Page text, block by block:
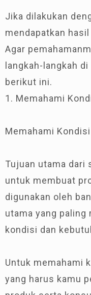
Jika dilakukan
mendapatkan
Agar
langkah-langkah
berikut ini.
1. Memahami
Memahami
Tujuan utama dari
untuk membuat
digunakan oleh
utama yang paling
kondisi dan
Untuk memahami
yang harus kamu